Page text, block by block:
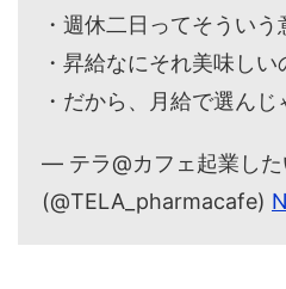
・週休二日ってそうい
・昇給なにそれ美味しい
・だから、月給で選んじ
— テラ@カフェ起業し
(@TELA_pharmacafe)